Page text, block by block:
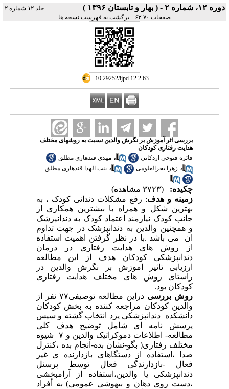
دوره ۱۲، شماره ۲ - ( بهار و تابستان ۱۳۹۶ )
جلد ۱۲ شماره ۲
صفحات ۷۰-۶۳
| برگشت به فهرست نسخه ها
‎ 10.29252/ijpd.12.2.63
بررسی اثر آموزش بر نگرش والدین نسبت به روشهای مختلف
هدایت رفتاری کودکان
فائزه فتوحی اردکانی
، مهدی قندهاری مطلق
، زهرا بحرالعلومی ، بنت الهدا قندهاری مطلق
چکیده:
(۳۷۲۳ مشاهده)
زمینه و هدف: رفع مشکلات دندانی کودک ، به
بهترین شکل و همراه با بیشترین همکاری از
جانب کودک نیازمند اعتماد کودک به دندانپزشک
و همچنین والدین به دندانپزشک در جهت تداوم
ان می باشد .با در نظر گرفتن اهمیت استفاده
از روش های هدایت رفتاری در درمان
دندانپزشکی کودکان هدف از این مطالعه
ارزیابی تاثیر اموزش بر نگرش والدین در
راستای روش های مختلف هدایت رفتاری
کودکان بود.
روش بررسی
دراین مطالعه توصیفی٧٧ نفر از
والدین کودکان مراجعه کننده به بخش کودکان
دانشکده دندانپزشکی یزد انتخاب گشته و سپس
پرسش نامه ای شامل توضیح هدف کلی
مطالعه- اطلاعات دموکراتیک والدین و ٧ شیوه
مختلف رفتاری( بگو-نشان بده-انجام بده ،کنترل
صدا ،استفاده از دستگاهای بازدارنده ی غیر
فعال -بازدارندگی فعال توسط پرسنل
دندانپزشکی یا والدین،استفاده از آرامبخشی
،دست روی دهان و بیهوشی عمومی) به أفراد